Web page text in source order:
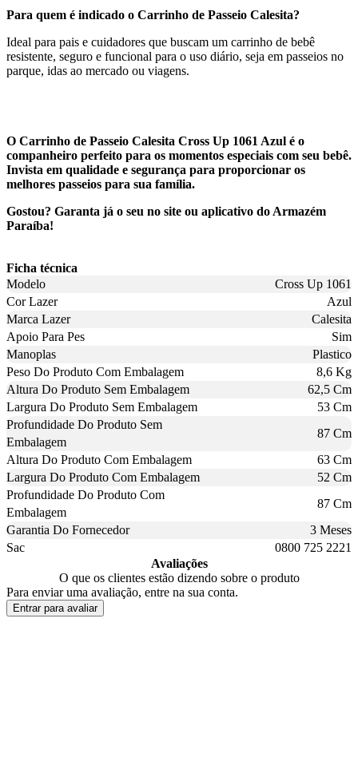
Para quem é indicado o Carrinho de Passeio Calesita?
Ideal para pais e cuidadores que buscam um carrinho de bebê
resistente, seguro e funcional para o uso diário, seja em passeios no
parque, idas ao mercado ou viagens.
O Carrinho de Passeio Calesita Cross Up 1061 Azul é o
companheiro perfeito para os momentos especiais com seu bebê.
Invista em qualidade e segurança para proporcionar os
melhores passeios para sua família.
Gostou? Garanta já o seu no site ou aplicativo do Armazém
Paraíba!
Ficha técnica
Modelo
Cross Up 1061
Cor Lazer
Azul
Marca Lazer
Calesita
Apoio Para Pes
Sim
Manoplas
Plastico
Peso Do Produto Com Embalagem
8,6 Kg
Altura Do Produto Sem Embalagem
62,5 Cm
Largura Do Produto Sem Embalagem
53 Cm
Profundidade Do Produto Sem
Embalagem
87 Cm
Altura Do Produto Com Embalagem
63 Cm
Largura Do Produto Com Embalagem
52 Cm
Profundidade Do Produto Com
Embalagem
87 Cm
Garantia Do Fornecedor
3 Meses
Sac
0800 725 2221
Avaliações
O que os clientes estão dizendo sobre o produto
Para enviar uma avaliação, entre na sua conta.
Entrar para avaliar